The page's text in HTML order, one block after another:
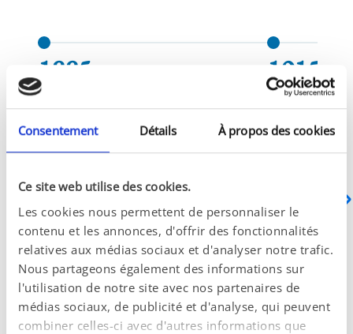
Consentement Détails À propos des cookies
Ce site web utilise des cookies.
Les cookies nous permettent de personnaliser le
contenu et les annonces, d'offrir des fonctionnalités
relatives aux médias sociaux et d'analyser notre trafic.
Nous partageons également des informations sur
l'utilisation de notre site avec nos partenaires de
médias sociaux, de publicité et d'analyse, qui peuvent
combiner celles-ci avec d'autres informations que
1885
Notre entreprise voit le jour,
créée par Abel Besins.
1915
Jacques
rênes du
nouveaux
l’entreprise
production.